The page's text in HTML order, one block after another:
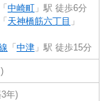
「 中崎町 」駅 徒歩6分
「 天神橋筋六丁目 」
「 中津 」駅 徒歩15分
年)